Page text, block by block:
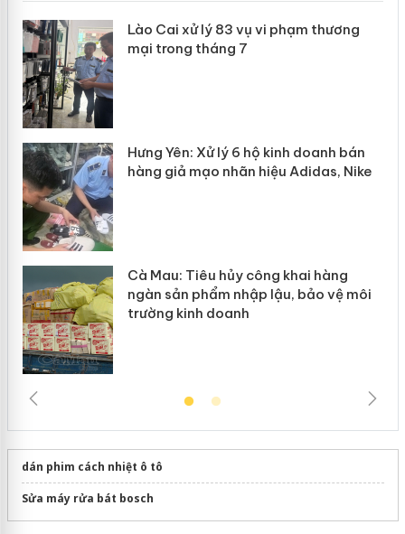
Lào Cai xử lý 83 vụ vi phạm thương
mại trong tháng 7
Hưng Yên: Xử lý 6 hộ kinh doanh bán
hàng giả mạo nhãn hiệu Adidas, Nike
Cà Mau: Tiêu hủy công khai hàng
ngàn sản phẩm nhập lậu, bảo vệ môi
trường kinh doanh
dán phim cách nhiệt ô tô
Sửa máy rửa bát bosch